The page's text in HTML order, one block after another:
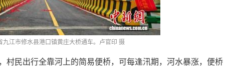
九江市修水县港口镇黄庄大桥通车。卢官印 摄
民出行全靠河上的简易便桥，可每逢汛期，河水暴涨，便桥